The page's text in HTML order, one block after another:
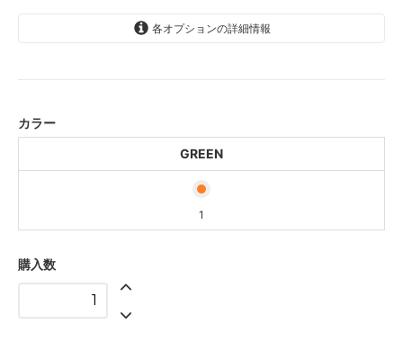
各オプションの詳細情報
カラー
GREEN
1
購入数